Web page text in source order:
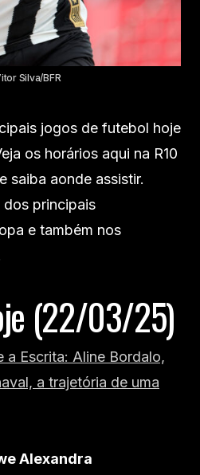
Silva/BFR
jogos de futebol hoje
os horários aqui na R10
saiba aonde assistir.
dos principais
e também nos
(22/03/25)
a Escrita: Aline Bordalo,
a trajetória de uma
Alexandra